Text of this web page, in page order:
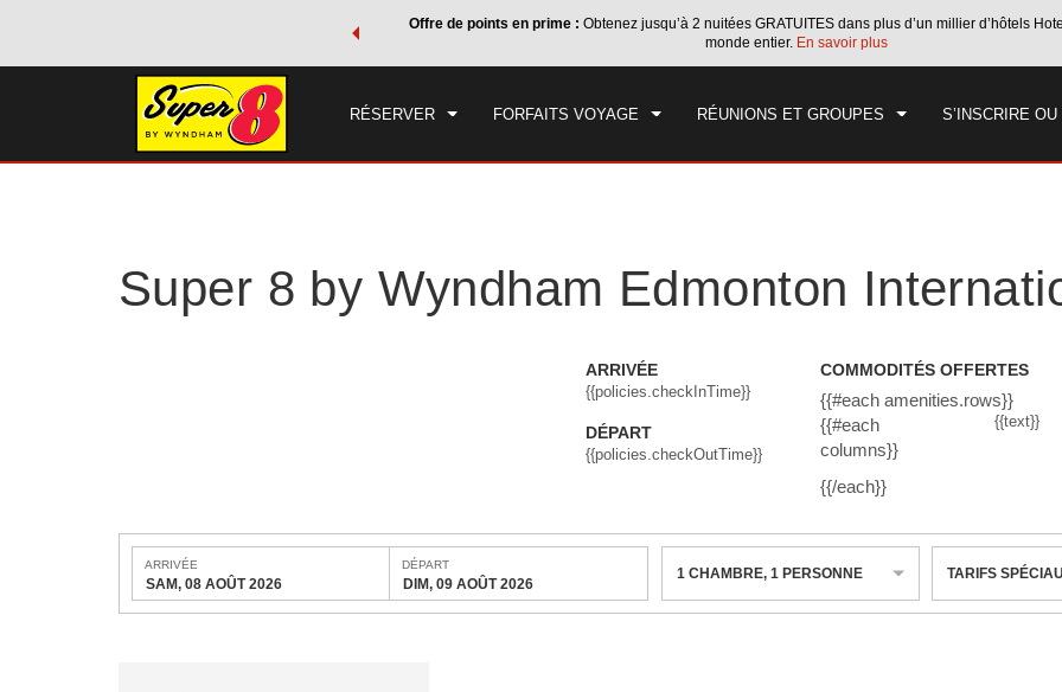
voyages Wyndham, puis accumulez des points Wyndham
Offre de points en prime :Obtenez jusqu’à 2 nuitées GRATUITES dans plus d’un millier d’hôtels
monde entier. En savoir plus
RÉSERVER FORFAITS VOYAGE RÉUNIONS ET GROUPES S’INSCRIRE
ARRIVÉE DÉPART
DIM, 09 AOÛT 2026
Super 8 by Wyndham Edmonton
ARRIVÉE
{{policies.checkInTime}}
DÉPART
{{policies.checkOutTime}}
COMMODITÉS OFFERTES
{{#each amenities.rows}}
{{#each
columns}}
{{text}}
{{/each}}
ARRIVÉE
SAM, 08 AOÛT 2026
DÉPART
DIM, 09 AOÛT 2026
1 CHAMBRE, 1 PERSONNE TARIFS